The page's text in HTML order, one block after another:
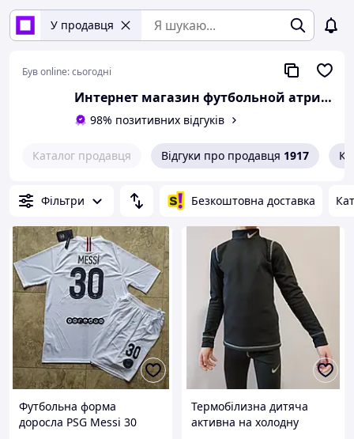
У продавця
Був online:сьогодні
Интернет магазин футбольной атрибутики и аксессуаров
98% позитивних відгуків
Каталог продавця Відгуки про продавця 1917
Фільтри Безкоштовна доставка
Футбольна форма
доросла PSG Messi 30
Термобілизна дитяча
активна на холодну